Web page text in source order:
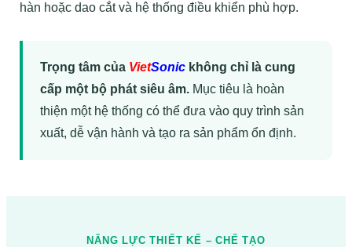
hàn hoặc dao cắt và hệ thống điều khiển phù hợp.
Trọng tâm của VietSonic không chỉ là cung
cấp một bộ phát siêu âm. Mục tiêu là hoàn
thiện một hệ thống có thể đưa vào quy trình sản
xuất, dễ vận hành và tạo ra sản phẩm ổn định.
NĂNG LỰC THIẾT KẾ – CHẾ TẠO